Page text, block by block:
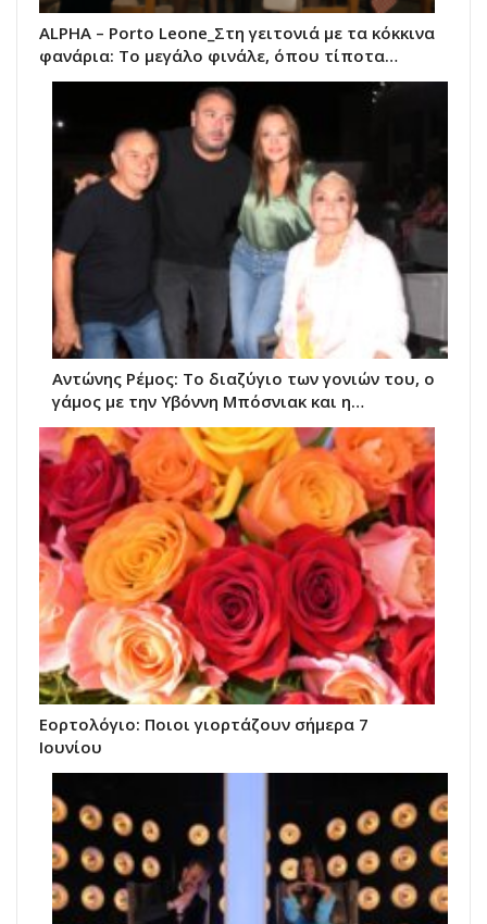
ALPHA – Porto Leone_Στη γειτονιά με τα κόκκινα
φανάρια: Το μεγάλο φινάλε, όπου τίποτα…
Αντώνης Ρέμος: Το διαζύγιο των γονιών του, ο
γάμος με την Υβόννη Μπόσνιακ και η…
Εορτολόγιο: Ποιοι γιορτάζουν σήμερα 7
Ιουνίου